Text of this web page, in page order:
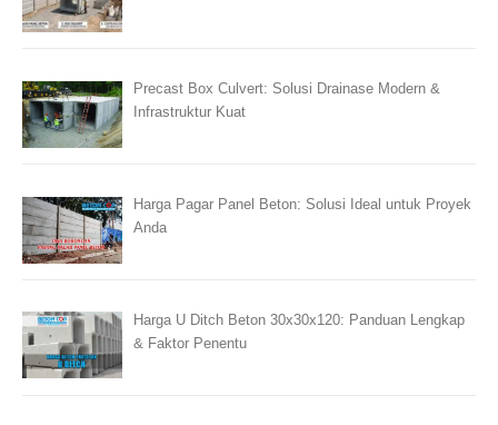
Precast Box Culvert: Solusi Drainase Modern &
Infrastruktur Kuat
Harga Pagar Panel Beton: Solusi Ideal untuk Proyek
Anda
Harga U Ditch Beton 30x30x120: Panduan Lengkap
& Faktor Penentu